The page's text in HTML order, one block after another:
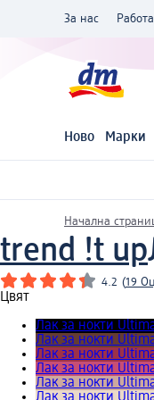
За нас
Ново Марки
Начална
trend !t up
4.2 (19
Цвят
Лак за нокти
Лак за нокти
Лак за нокти
Лак за нокти
Лак за нокти
Лак за нокти